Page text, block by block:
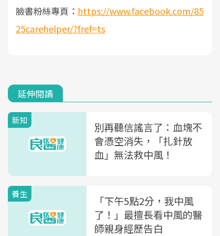
臉書粉絲專頁： https://www.facebook.com/85
25carehelper/?fref=ts
延伸閱讀
新知
別再聽信謠言了：血塊不
會憑空消失，「扎針放
血」無法救中風！
養生
「下午5點2分，我中風
了！」最擅長看中風的醫
師親身經歷告白